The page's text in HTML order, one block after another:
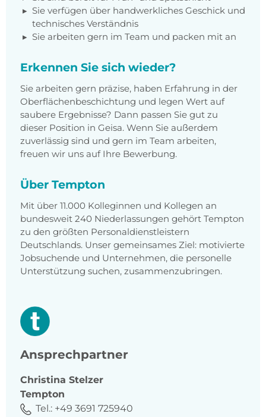
Sie verfügen über handwerkliches Geschick und
technisches Verständnis
Sie arbeiten gern im Team und packen mit an
Erkennen Sie sich wieder?
Sie arbeiten gern präzise, haben Erfahrung in der
Oberflächenbeschichtung und legen Wert auf
saubere Ergebnisse? Dann passen Sie gut zu
dieser Position in Geisa. Wenn Sie außerdem
zuverlässig sind und gern im Team arbeiten,
freuen wir uns auf Ihre Bewerbung.
Über Tempton
Mit über 11.000 Kolleginnen und Kollegen an
bundesweit 240 Niederlassungen gehört Tempton
zu den größten Personaldienstleistern
Deutschlands. Unser gemeinsames Ziel: motivierte
Jobsuchende und Unternehmen, die personelle
Unterstützung suchen, zusammenzubringen.
Ansprechpartner
Christina Stelzer
Tempton
Tel.: +49 3691 725940